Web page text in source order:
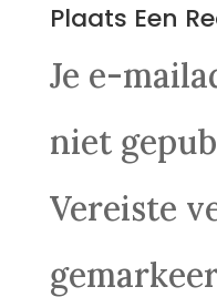
Plaats Een
Je e-
niet
Vereiste